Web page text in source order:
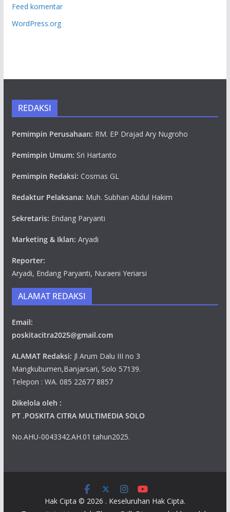
Feed komentar
WordPress.org
REDAKSI
Pemimpin Perusahaan: RM. EP Drajad Ary Nugroho
Pemimpin Umum: Sri Hartanto
Pemimpin Redaksi: Cosmas GL
Redaktur Pelaksana: Muh. Subhan Abdul Hakim
Sekretaris: Endang Paryanti
Marketing & Iklan: Aryadi
Reporter:
Aryadi, Endang Paryanti, Nuraeni Yeriarsi
ALAMAT REDAKSI
Email:
poskitacitra2025@gmail.com
ALAMAT Redaksi: Jl Arum Dalu III no 3
Mangkubumen,Banjarsari, Solo 57139.
Telepon : WA. 085 22677 8857
Dikelola oleh :
PT .POSKITA CITRA MULTIMEDIA SOLO
No.AHU-0043342.AH.01 tahun2025.
Hak Cipta © 2026 . Keseluruhan Hak Cipta.